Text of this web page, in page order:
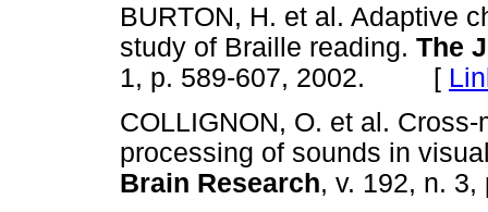
BURTON, H. et al. Adaptive
study of Braille reading. The
1, p. 589-607, 2002. [
COLLIGNON, O. et al.
processing of sounds in
Brain Research, v. 192, n.